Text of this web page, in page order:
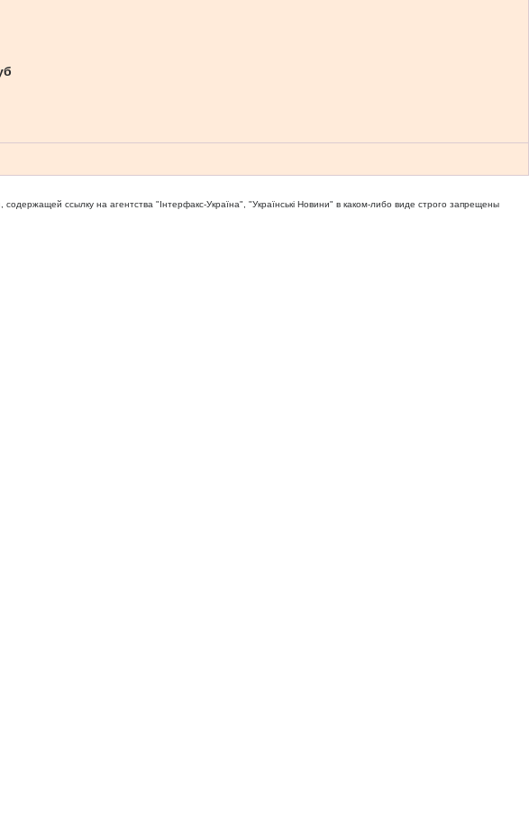
ссылку на агентства "Iнтерфакс-Україна", "Українськi Новини" в каком-либо виде строго запрещены